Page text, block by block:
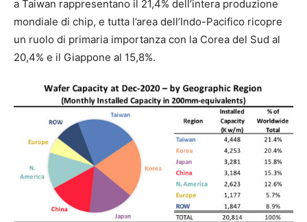
a Taiwan rappresentano il 21,4% dell’intera produzione
mondiale di chip, e tutta l’area dell’Indo-Pacifico ricopre
un ruolo di primaria importanza con la Corea del Sud al
20,4% e il Giappone al 15,8%.